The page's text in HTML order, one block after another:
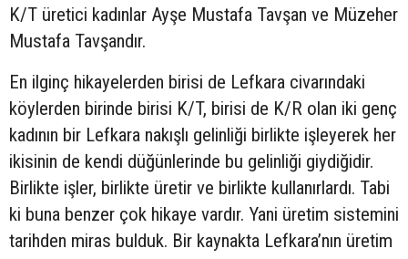
K/T üretici kadınlar Ayşe Mustafa Tavşan ve Müzeher
Mustafa Tavşandır.
En ilginç hikayelerden birisi de Lefkara civarındaki
köylerden birinde birisi K/T, birisi de K/R olan iki genç
kadının bir Lefkara nakışlı gelinliği birlikte işleyerek her
ikisinin de kendi düğünlerinde bu gelinliği giydiğidir.
Birlikte işler, birlikte üretir ve birlikte kullanırlardı. Tabi
ki buna benzer çok hikaye vardır. Yani üretim sistemini
tarihden miras bulduk. Bir kaynakta Lefkara’nın üretim